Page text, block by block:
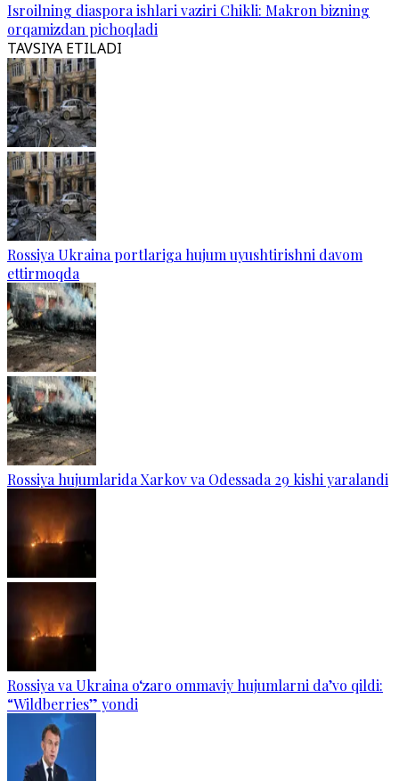
Isroilning diaspora ishlari vaziri Chikli: Makron bizning
orqamizdan pichoqladi
TAVSIYA ETILADI
Rossiya Ukraina portlariga hujum uyushtirishni davom
ettirmoqda
Rossiya hujumlarida Xarkov va Odessada 29 kishi yaralandi
Rossiya va Ukraina o‘zaro ommaviy hujumlarni da’vo qildi:
“Wildberries” yondi